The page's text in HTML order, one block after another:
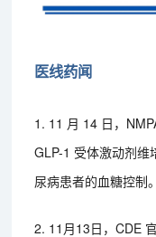
医线药闻
1. 11 月 14 日，
GLP-1 受体激动剂维
尿病患者的血糖控制。
2. 11月13日，CDE